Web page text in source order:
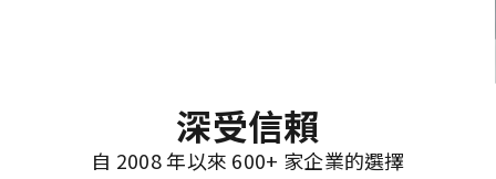
深受信賴
自 2008 年以來 600+ 家企業的選擇